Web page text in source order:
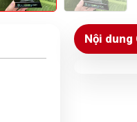
Nội dung